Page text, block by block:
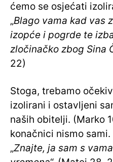
ćemo se osjećati
„Blago vama kad vas
izopće i pogrde te
zločinačko zbog Sina
22)
Stoga, trebamo
izolirani i ostavljeni
naših obitelji. (Marko
konačnici nismo
„Znajte, ja sam s